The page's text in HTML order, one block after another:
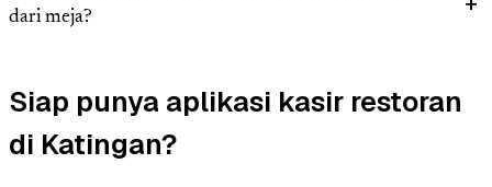
dari meja?
Siap punya aplikasi kasir restoran
di Katingan?